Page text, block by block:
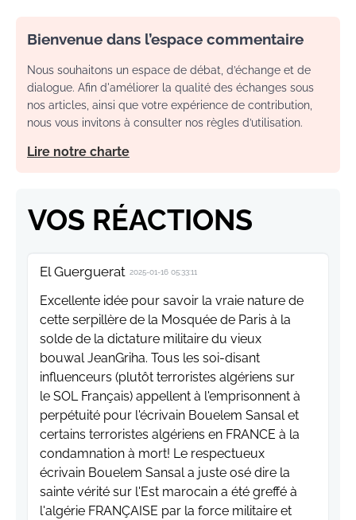
Bienvenue dans l’espace commentaire
Nous souhaitons un espace de débat, d’échange et de
dialogue. Afin d'améliorer la qualité des échanges sous
nos articles, ainsi que votre expérience de contribution,
nous vous invitons à consulter nos règles d’utilisation.
Lire notre charte
VOS RÉACTIONS
El Guerguerat 2025-01-16 05:33:11
Excellente idée pour savoir la vraie nature de
cette serpillère de la Mosquée de Paris à la
solde de la dictature militaire du vieux
bouwal JeanGriha. Tous les soi-disant
influenceurs (plutôt terroristes algériens sur
le SOL Français) appellent à l'emprisonnent à
perpétuité pour l'écrivain Bouelem Sansal et
certains terroristes algériens en FRANCE à la
condamnation à mort! Le respectueux
écrivain Bouelem Sansal a juste osé dire la
sainte vérité sur l'Est marocain a été greffé à
l'algérie FRANÇAISE par la force militaire et